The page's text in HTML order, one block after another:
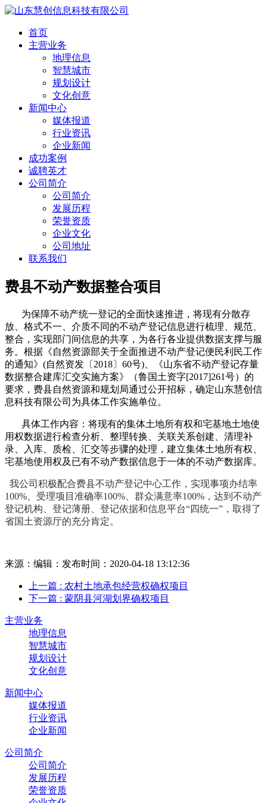
首页
主营业务
地理信息
智慧城市
规划设计
文化创意
新闻中心
媒体报道
行业资讯
企业新闻
成功案例
诚聘英才
公司简介
公司简介
发展历程
荣誉资质
企业文化
公司地址
联系我们
费县不动产数据整合项目
为保障不动产统一登记的全面快速推进，将现有分散存
放、格式不一、介质不同的不动产登记信息进行梳理、规范、
整合，实现部门间信息的共享，为各行各业提供数据支撑与服
务。根据《自然资源部关于全面推进不动产登记便民利民工作
的通知》 (自然资发〔 2018〕 60号) 、《山东省不动产登记存量
数据整合建库汇交实施方案》（鲁国土资字[2017]261号）的
要求，费县自然资源和规划局通过公开招标，确定山东慧创信
息科技有限公司为具体工作实施单位。
具体工作内容：将现有的集体土地所有权和宅基地土地使
用权数据进行检查分析、整理转换、关联关系创建、清理补
录、入库、质检、汇交等步骤的处理，建立集体土地所有权、
宅基地使用权及已有不动产数据信息于一体的不动产数据库。
我公司积极配合费县不动产登记中心工作，实现事项办结率
100%、受理项目准确率100%、群众满意率100%，达到不动产
登记机构、登记薄册、登记依据和信息平台“四统一”，取得了
省国土资源厅的充分肯定。
来源： 编辑： 发布时间：2020-04-18 13:12:36
上一篇 : 农村土地承包经营权确权项目
下一篇 : 蒙阴县河湖划界确权项目
主营业务
地理信息
智慧城市
规划设计
文化创意
新闻中心
媒体报道
行业资讯
企业新闻
公司简介
公司简介
发展历程
荣誉资质